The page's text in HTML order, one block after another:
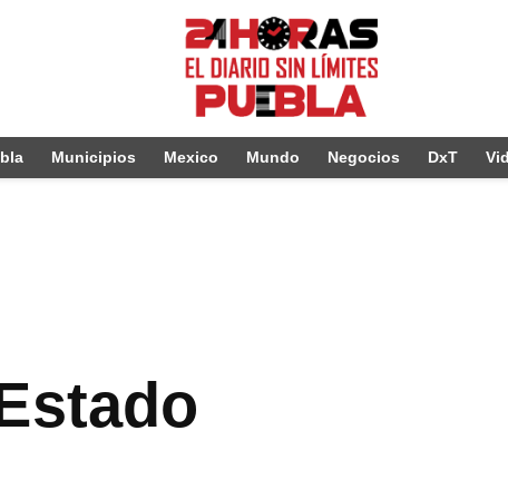
Municipios Mexico Mundo Negocios DxT